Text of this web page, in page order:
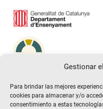
Gestionar
Para brindar las mejores
cookies para almacenar y/o
consentimiento a estas